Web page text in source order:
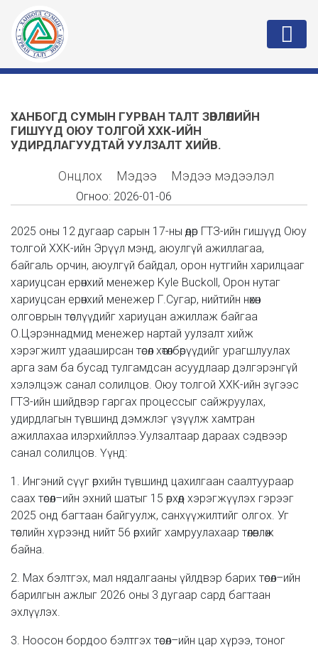
ХАНБОГД СУМЫН ГУРВАН ТАЛТ ЗӨВЛӨЛИЙН
ГИШҮҮД ОЮУ ТОЛГОЙ ХХК-ИЙН
УДИРДЛАГУУДТАЙ УУЛЗАЛТ ХИЙВ.
Онцлох Мэдээ Мэдээ мэдээлэл
Огноо: 2026-01-06
2025 оны 12 дугаар сарын 17-ны өдөр ГТЗ-ийн гишүүд Оюу
толгой ХХК-ийн Эрүүл мэнд, аюулгүй ажиллагаа,
байгаль орчин, аюулгүй байдал, орон нутгийн харилцааг
хариуцсан ерөнхий менежер Kyle Buckoll, Орон нутаг
хариуцсан ерөнхий менежер Г.Сугар, нийтийн нөхөн
олговрын төслүүдийг хариуцан ажиллаж байгаа
О.Цэрэннадмид менежер нартай уулзалт хийж
хэрэгжилт удааширсан төсөл хөтөлбөрүүдийг урагшлуулах
арга зам ба бусад тулгамдсан асуудлаар дэлгэрэнгүй
хэлэлцэж санал солилцов. Оюу толгой ХХК-ийн зүгээс
ГТЗ-ийн шийдвэр гаргах процессыг сайжруулах,
удирдлагын түвшинд дэмжлэг үзүүлж хамтран
ажиллахаа илэрхийллээ.Уулзалтаар дараах сэдвээр
санал солилцов. Үүнд:
1. Ингэний сүүг өрхийн түвшинд цахилгаан саалтуураар
саах төсөл–ийн эхний шатыг 15 өрхөд хэрэгжүүлэх гэрээг
2025 онд багтаан байгуулж, санхүүжилтийг олгох. Уг
төслийн хүрээнд нийт 56 өрхийг хамруулахаар төлөвлөж
байна.
2. Мах бэлтгэх, мал нядалгааны үйлдвэр барих төсөл–ийн
барилгын ажлыг 2026 оны 3 дугаар сард багтаан
эхлүүлэх.
3. Ноосон бордоо бэлтгэх төсөл–ийн цар хүрээ, тоног